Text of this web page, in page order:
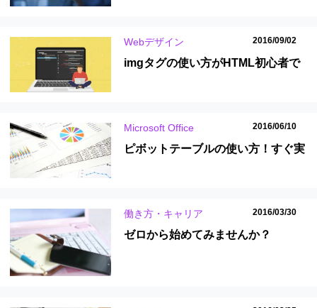
Webデザイン 2016/09/02
imgタグの使い方がHTML初心者で
Microsoft Office 2016/06/10
ピボットテーブルの使い方！すぐ実
働き方・キャリア 2016/03/30
ゼロから始めてみませんか？